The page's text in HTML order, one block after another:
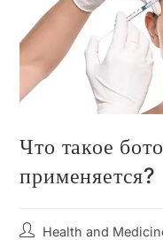
Что такое
АвторHealth and